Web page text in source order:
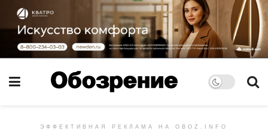
ЭФФЕКТИВНАЯ РЕКЛАМА НА OBOZ.INFO